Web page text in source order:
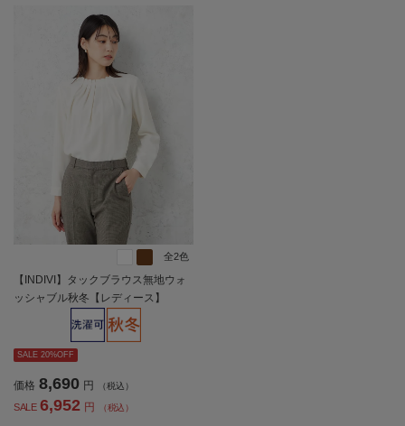
全2色
【INDIVI】タックブラウス無地ウォ
ッシャブル秋冬【レディース】
SALE 20%OFF
価格 8,690 円 （税込）
SALE 6,952 円 （税込）